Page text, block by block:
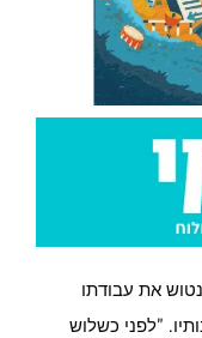
את עבודתו
"לפני כשלוש